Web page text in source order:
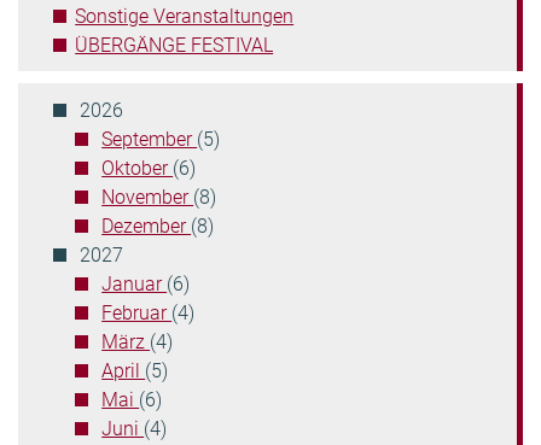
Sonstige Veranstaltungen
ÜBERGÄNGE FESTIVAL
2026
September(5)
Oktober(6)
November(8)
Dezember(8)
2027
Januar(6)
Februar(4)
März (4)
April (5)
Mai (6)
Juni (4)